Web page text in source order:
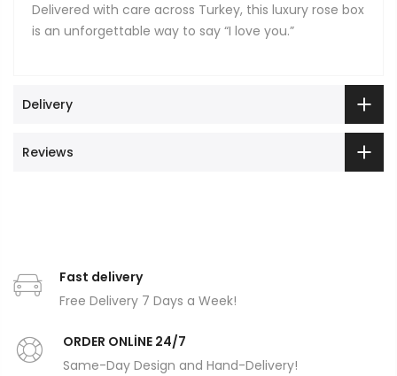
Delivered with care across Turkey, this luxury rose box
is an unforgettable way to say “I love you.”
Delivery
Reviews
Fast delivery
Free Delivery 7 Days a Week!
ORDER ONLİNE 24/7
Same-Day Design and Hand-Delivery!